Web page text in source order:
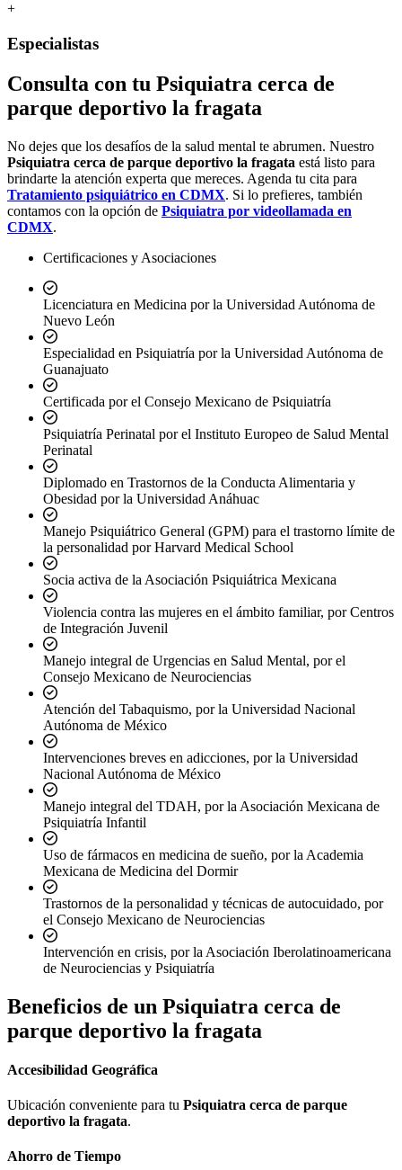
+
Especialistas
Consulta con tu Psiquiatra cerca de
parque deportivo la fragata
No dejes que los desafíos de la salud mental te abrumen. Nuestro
Psiquiatra cerca de parque deportivo la fragata está listo para
brindarte la atención experta que mereces. Agenda tu cita para
Tratamiento psiquiátrico en CDMX. Si lo prefieres, también
contamos con la opción de Psiquiatra por videollamada en
CDMX.
Certificaciones y Asociaciones
Licenciatura en Medicina por la Universidad Autónoma de
Nuevo León
Especialidad en Psiquiatría por la Universidad Autónoma de
Guanajuato
Certificada por el Consejo Mexicano de Psiquiatría
Psiquiatría Perinatal por el Instituto Europeo de Salud Mental
Perinatal
Diplomado en Trastornos de la Conducta Alimentaria y
Obesidad por la Universidad Anáhuac
Manejo Psiquiátrico General (GPM) para el trastorno límite de
la personalidad por Harvard Medical School
Socia activa de la Asociación Psiquiátrica Mexicana
Violencia contra las mujeres en el ámbito familiar, por Centros
de Integración Juvenil
Manejo integral de Urgencias en Salud Mental, por el
Consejo Mexicano de Neurociencias
Atención del Tabaquismo, por la Universidad Nacional
Autónoma de México
Intervenciones breves en adicciones, por la Universidad
Nacional Autónoma de México
Manejo integral del TDAH, por la Asociación Mexicana de
Psiquiatría Infantil
Uso de fármacos en medicina de sueño, por la Academia
Mexicana de Medicina del Dormir
Trastornos de la personalidad y técnicas de autocuidado, por
el Consejo Mexicano de Neurociencias
Intervención en crisis, por la Asociación Iberolatinoamericana
de Neurociencias y Psiquiatría
Beneficios de un Psiquiatra cerca de
parque deportivo la fragata
Accesibilidad Geográfica
Ubicación conveniente para tu Psiquiatra cerca de parque
deportivo la fragata.
Ahorro de Tiempo